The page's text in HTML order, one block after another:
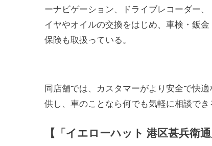
ーナビゲーション、ドライブレコーダー
イヤやオイルの交換をはじめ、車検・鈑
保険も取扱っている。
同店舗では、カスタマーがより安全で快
供し、車のことなら何でも気軽に相談で
【「イエローハット 港区甚兵衛通